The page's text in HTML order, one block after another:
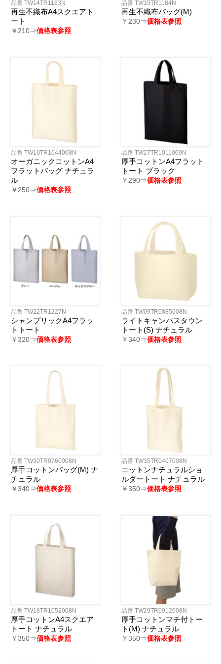
品番 TW14TR1183N
再生不織布A4スクエアト
ート
￥210⇒価格表参照
品番 TW15TR1184N
再生不織布バッグ(M)
￥230⇒価格表参照
品番 TW10TR1044008N
オーガニックコットンA4
フラットバッグ ナチュラ
ル
￥250⇒価格表参照
品番 TW27TR1011009N
厚手コットンA4フラット
トート ブラック
￥290⇒価格表参照
品番 TW22TR1227N
シャンブリックA4フラッ
トトート
￥320⇒価格表参照
品番 TW09TR0885008N
ライトキャンバスタウン
トート(S) ナチュラル
￥340⇒価格表参照
品番 TW30TR0760008N
厚手コットンバッグ(M) ナ
チュラル
￥340⇒価格表参照
品番 TW35TR0407008N
コットンナチュラルショ
ルダートート ナチュラル
￥350⇒価格表参照
品番 TW18TR1052008N
厚手コットンA4スクエア
トート ナチュラル
￥350⇒価格表参照
品番 TW29TR0912008N
厚手コットンマチ付トー
ト(M) ナチュラル
￥350⇒価格表参照